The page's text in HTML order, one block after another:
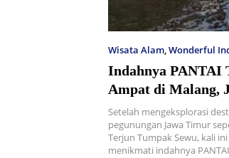
Wisata Alam,Wonderful
Indahnya PANTAI
Ampat di Malang,
Setelah mengeksplorasi
pegunungan Jawa Timur
Terjun Tumpak Sewu, kali
menikmati indahnya